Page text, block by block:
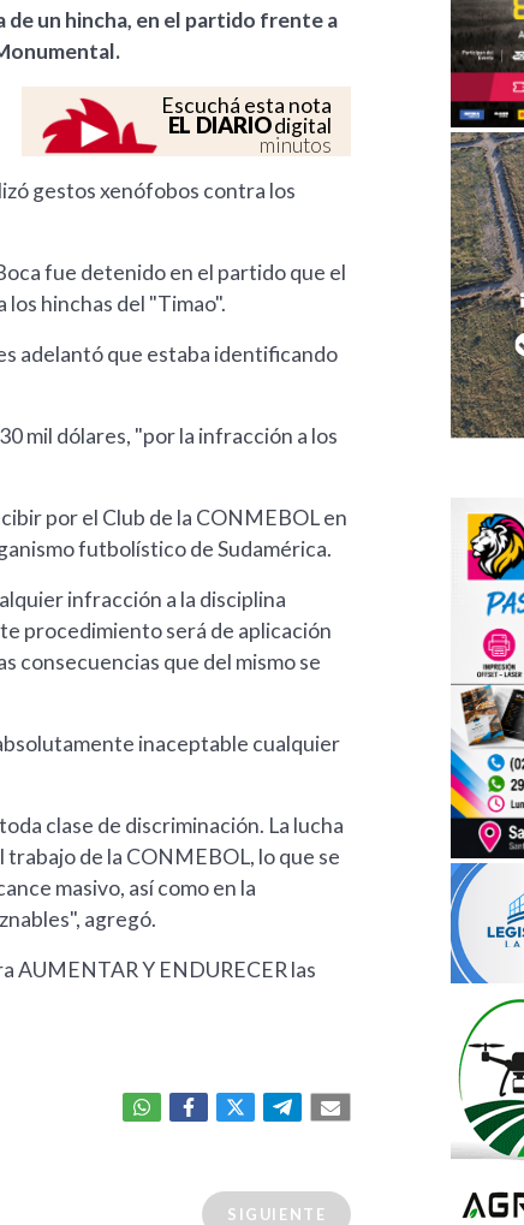
de un hincha, en el partido frente a
Escuchá esta nota
EL DIARIOdigital
minutos
gestos xenófobos contra los
fue detenido en el partido que el
hinchas del "Timao".
adelantó que estaba identificando
mil dólares, "por la infracción a los
por el Club de la CONMEBOL en
futbolístico de Sudamérica.
infracción a la disciplina
procedimiento será de aplicación
consecuencias que del mismo se
inaceptable cualquier
clase de discriminación. La lucha
de la CONMEBOL, lo que se
masivo, así como en la
agregó.
AUMENTAR Y ENDURECER las
SIGUIENTE